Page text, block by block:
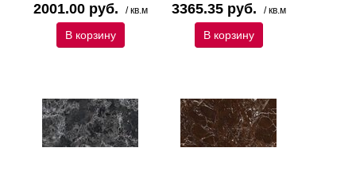
2001.00 руб. / кв.м
В корзину
3365.35 руб. / кв.м
В корзину